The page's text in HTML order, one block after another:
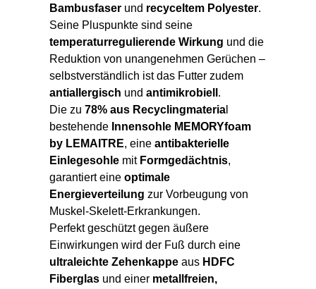
Bambusfaser und recyceltem Polyester.
Seine Pluspunkte sind seine
temperaturregulierende Wirkung und die
Reduktion von unangenehmen Gerüchen –
selbstverständlich ist das Futter zudem
antiallergisch und antimikrobiell .
Die zu 78% aus Recyclingmateria
bestehende Innensohle MEMORYfoam
by LEMAITRE, eine antibakterielle
Einlegesohle mit Formgedächtnis,
garantiert eine optimale
Energieverteilung zur Vorbeugung von
Muskel-Skelett-Erkrankungen.
Perfekt geschützt gegen äußere
Einwirkungen wird der Fuß durch eine
ultraleichte Zehenkappe aus HDFC
Fiberglas und einer metallfreien,